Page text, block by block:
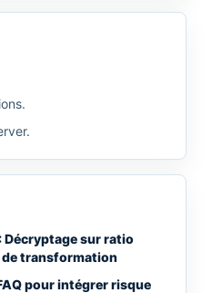
Décryptage sur ratio
de transformation
pour intégrer risque